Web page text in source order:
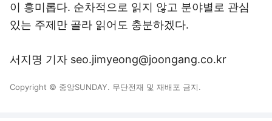
이 흥미롭다. 순차적으로 읽지 않고 분야별로 관심
있는 주제만 골라 읽어도 충분하겠다.
서지명 기자 seo.jimyeong@joongang.co.kr
Copyright © 중앙SUNDAY. 무단전재 및 재배포 금지.